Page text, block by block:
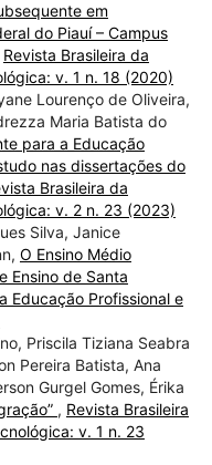
em
do Piauí – Campus
Revista Brasileira da
v. 1 n. 18 (2020)
Lourenço de Oliveira,
Maria Batista do
para a Educação
nas dissertações do
Brasileira da
v. 2 n. 23 (2023)
Silva, Janice
O Ensino Médio
Ensino de Santa
Educação Profissional e
Priscila Tiziana Seabra
Pereira Batista, Ana
Gurgel Gomes, Érika
, Revista Brasileira
v. 1 n. 23